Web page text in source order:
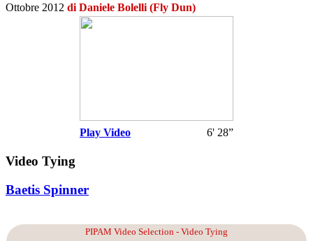
Ottobre 2012 di Daniele Bolelli (Fly Dun)
Play Video 6' 28”
Video Tying
Baetis Spinner
PIPAM Video Selection - Video Tying